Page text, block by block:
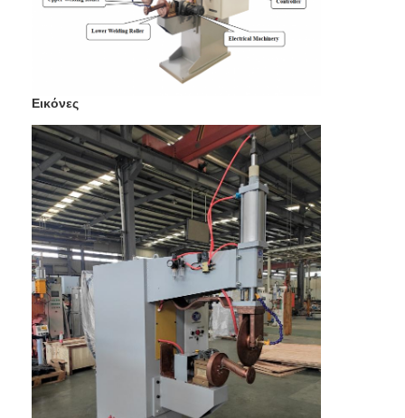
πολυ επικεφαλής μηχανή συγκόλλησης σημείων
Μηχανή συγκόλλησης επιτραπέζιων σημείων
χειρωνακτική μηχανή συγκόλλησης σημείων
Ενιαία δευτερεύουσα μηχανή συγκόλλησης σημείων
Μηχανή συγκόλλησης ραφών
Ρομποτικό όπλο συγκόλλησης σε σημείο
Μηχανή συγκόλλησης διάχυσης
Μηχανή οξυγονοκολλητών λέιζερ
μηχανή συγκόλλησης καρφιών
Δακτυλίδια χωρίς κλωτσιές
Εικόνες